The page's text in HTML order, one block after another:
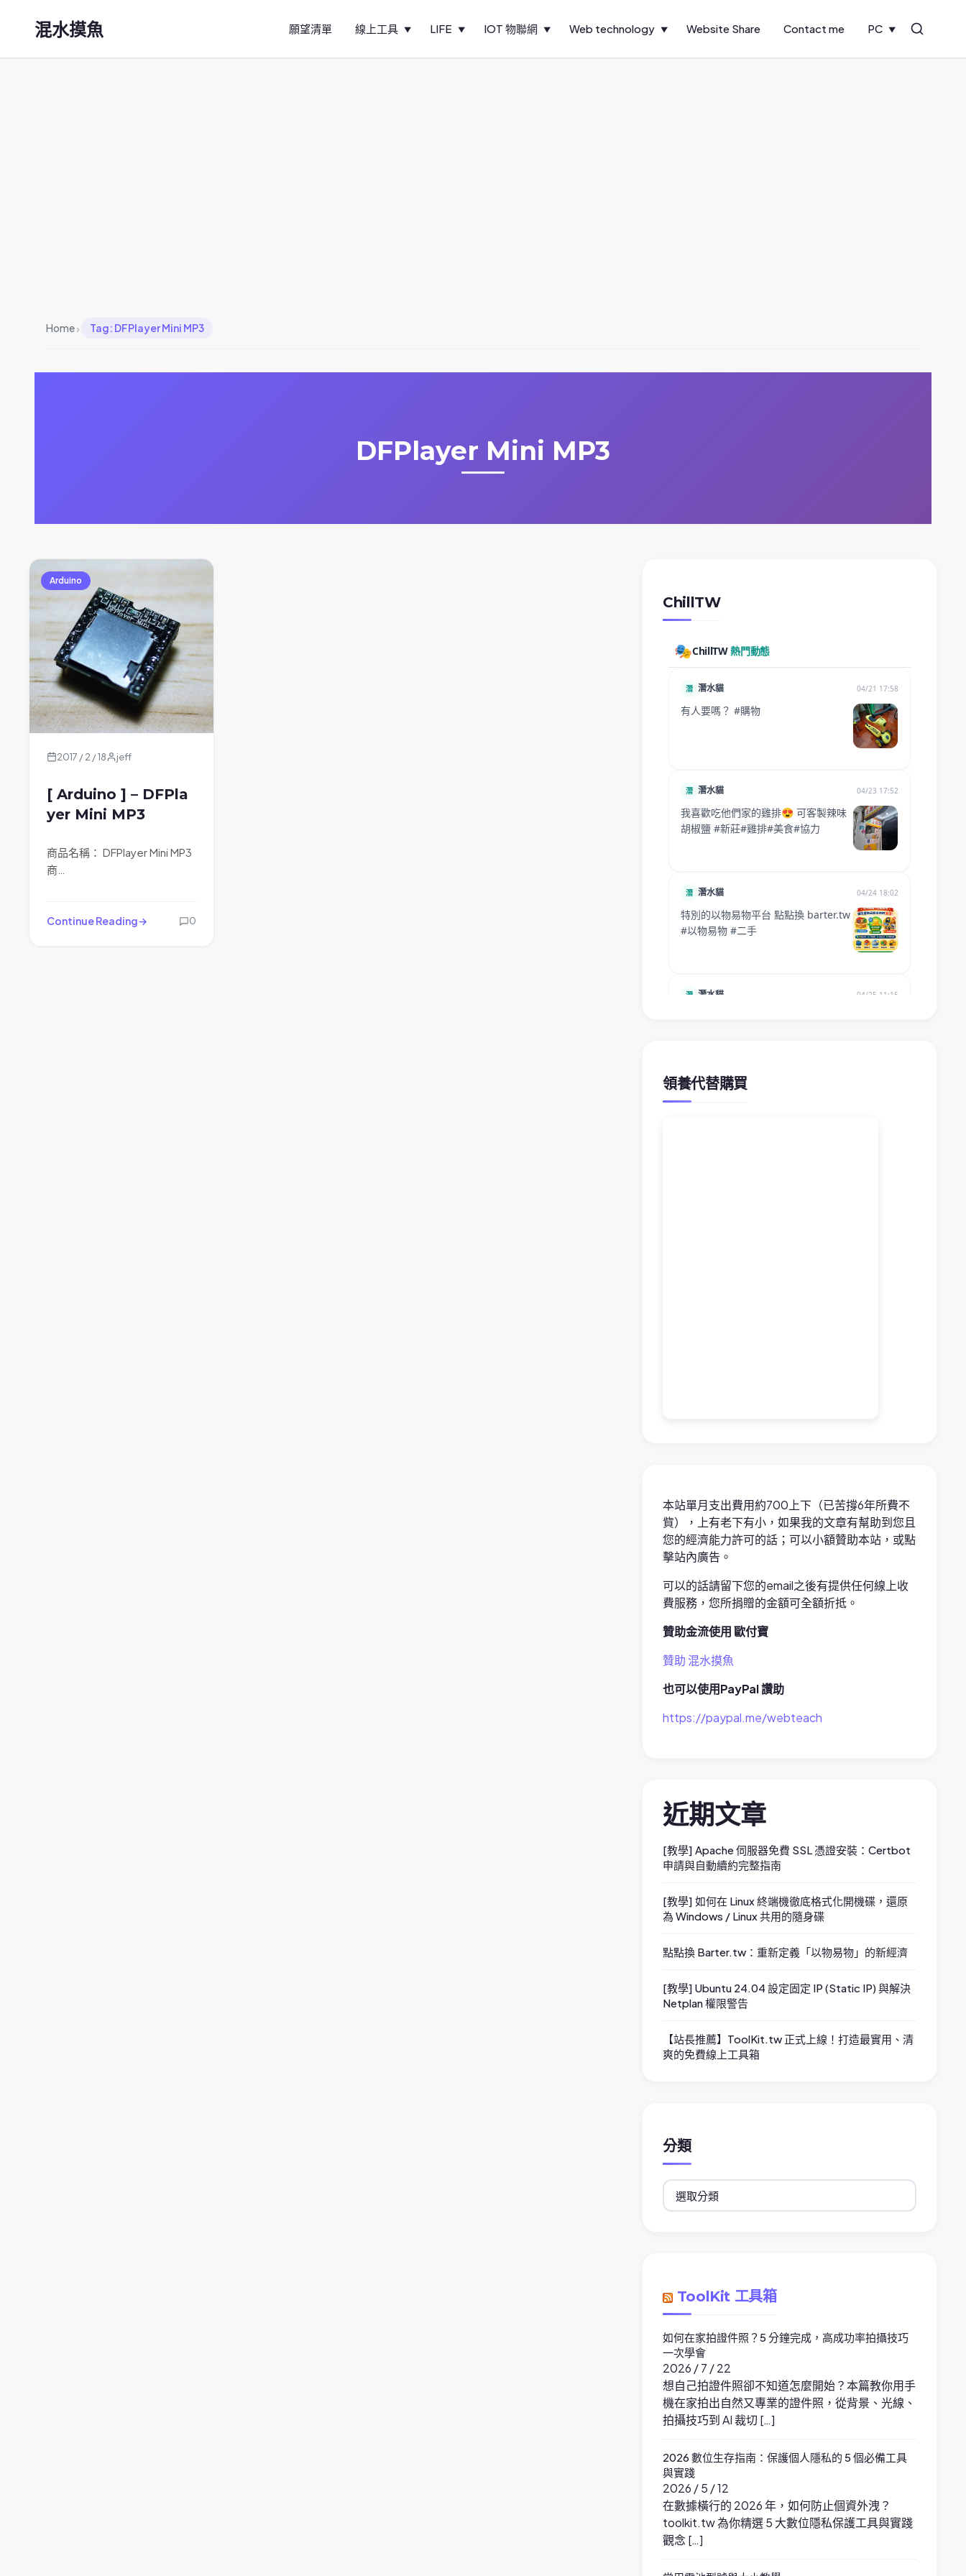
混水摸魚 願望清單 線上工具 LIFE IOT 物聯網 Web technology Website Share Contact me PC Search
Home› Tag: DFPlayer Mini MP3
DFPlayer Mini MP3
Arduino
2017 / 2 / 18 jeff
[ Arduino ] – DFPla
yer Mini MP3
商品名稱： DFPlayer Mini MP3
商…
Continue Reading 0
ChillTW
領養代替購買
本站單月支出費用約700上下（已苦撐6年所費不
貲），上有老下有小，如果我的文章有幫助到您且
您的經濟能力許可的話；可以小額贊助本站，或點
擊站內廣告。
可以的話請留下您的email之後有提供任何線上收
費服務，您所捐贈的金額可全額折抵。
贊助金流使用 歐付寶
贊助 混水摸魚
也可以使用PayPal 讚助
https://paypal.me/webteach
近期文章
[教學] Apache 伺服器免費 SSL 憑證安裝：Certbot
申請與自動續約完整指南
[教學] 如何在 Linux 終端機徹底格式化開機碟，還原
為 Windows / Linux 共用的隨身碟
點點換 Barter.tw：重新定義「以物易物」的新經濟
[教學] Ubuntu 24.04 設定固定 IP (Static IP) 與解決
Netplan 權限警告
【站長推薦】ToolKit.tw 正式上線！打造最實用、清
爽的免費線上工具箱
分類
分
類
ToolKit 工具箱
如何在家拍證件照？5 分鐘完成，高成功率拍攝技巧
一次學會
2026 / 7 / 22
想自己拍證件照卻不知道怎麼開始？本篇教你用手
機在家拍出自然又專業的證件照，從背景、光線、
拍攝技巧到 AI 裁切 […]
2026 數位生存指南：保護個人隱私的 5 個必備工具
與實踐
2026 / 5 / 12
在數據橫行的 2026 年，如何防止個資外洩？
toolkit.tw 為你精選 5 大數位隱私保護工具與實踐
觀念 […]